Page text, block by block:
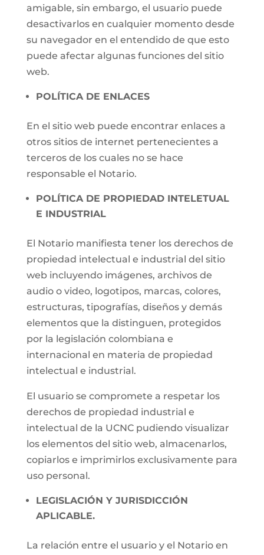
amigable, sin embargo, el usuario puede
desactivarlos en cualquier momento desde
su navegador en el entendido de que esto
puede afectar algunas funciones del sitio
web.
POLÍTICA DE ENLACES
En el sitio web puede encontrar enlaces a
otros sitios de internet pertenecientes a
terceros de los cuales no se hace
responsable el Notario.
POLÍTICA DE PROPIEDAD INTELETUAL
E INDUSTRIAL
El Notario manifiesta tener los derechos de
propiedad intelectual e industrial del sitio
web incluyendo imágenes, archivos de
audio o video, logotipos, marcas, colores,
estructuras, tipografías, diseños y demás
elementos que la distinguen, protegidos
por la legislación colombiana e
internacional en materia de propiedad
intelectual e industrial.
El usuario se compromete a respetar los
derechos de propiedad industrial e
intelectual de la UCNC pudiendo visualizar
los elementos del sitio web, almacenarlos,
copiarlos e imprimirlos exclusivamente para
uso personal.
LEGISLACIÓN Y JURISDICCIÓN
APLICABLE.
La relación entre el usuario y el Notario en